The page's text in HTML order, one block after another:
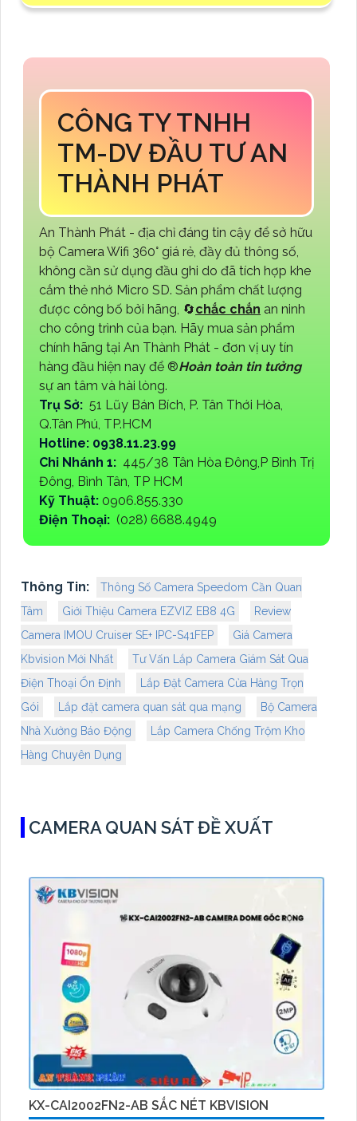
CÔNG TY TNHH
TM-DV ĐẦU TƯ AN
THÀNH PHÁT
An Thành Phát - địa chỉ đáng tin cậy để sở hữu
bộ Camera Wifi 360° giá rẻ, đầy đủ thông số,
không cần sử dụng đầu ghi do đã tích hợp khe
cắm thẻ nhớ Micro SD. Sản phẩm chất lượng
được công bố bởi hãng, 🔄chắc chắn an ninh
cho công trình của bạn. Hãy mua sản phẩm
chính hãng tại An Thành Phát - đơn vị uy tín
hàng đầu hiện nay để ®️Hoàn toàn tin tưởng
sự an tâm và hài lòng.
Trụ Sở: 51 Lũy Bán Bích, P. Tân Thới Hòa,
Q.Tân Phú, TP.HCM
Hotline: 0938.11.23.99
Chi Nhánh 1: 445/38 Tân Hòa Đông,P Bình Trị
Đông, Bình Tân, TP HCM
Kỹ Thuật: 0906.855.330
Điện Thoại: (028) 6688.4949
Thông Tin:
Thông Số Camera Speedom Cần Quan
Tâm
Giới Thiệu Camera EZVIZ EB8 4G
Review
Camera IMOU Cruiser SE+ IPC-S41FEP
Giá Camera
Kbvision Mới Nhất
Tư Vấn Lắp Camera Giám Sát Qua
Điện Thoại Ổn Định
Lắp Đặt Camera Cửa Hàng Trọn
Gói
Lắp đặt camera quan sát qua mạng
Bộ Camera
Nhà Xưởng Báo Động
Lắp Camera Chống Trộm Kho
Hàng Chuyên Dụng
CAMERA QUAN SÁT ĐỀ XUẤT
KX-CAI2002FN2-AB SẮC NÉT KBVISION